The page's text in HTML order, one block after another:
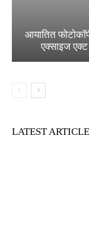
आयातित
एक्साइज
LATEST